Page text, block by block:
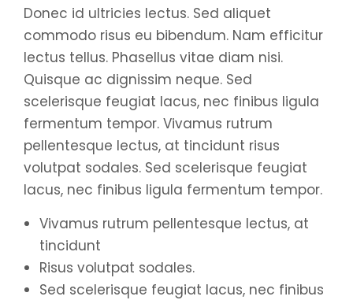
Donec id ultricies lectus. Sed aliquet
commodo risus eu bibendum. Nam efficitur
lectus tellus. Phasellus vitae diam nisi.
Quisque ac dignissim neque. Sed
scelerisque feugiat lacus, nec finibus ligula
fermentum tempor. Vivamus rutrum
pellentesque lectus, at tincidunt risus
volutpat sodales. Sed scelerisque feugiat
lacus, nec finibus ligula fermentum tempor.
Vivamus rutrum pellentesque lectus, at
tincidunt
Risus volutpat sodales.
Sed scelerisque feugiat lacus, nec finibus